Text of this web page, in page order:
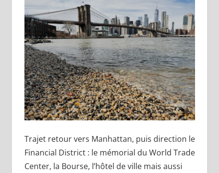
Trajet retour vers Manhattan, puis direction le
Financial District : le mémorial du World Trade
Center, la Bourse, l’hôtel de ville mais aussi